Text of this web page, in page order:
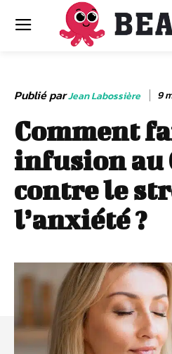
Publié parJean Labossière 9
Comment
infusion au
contre le
l’anxiété ?